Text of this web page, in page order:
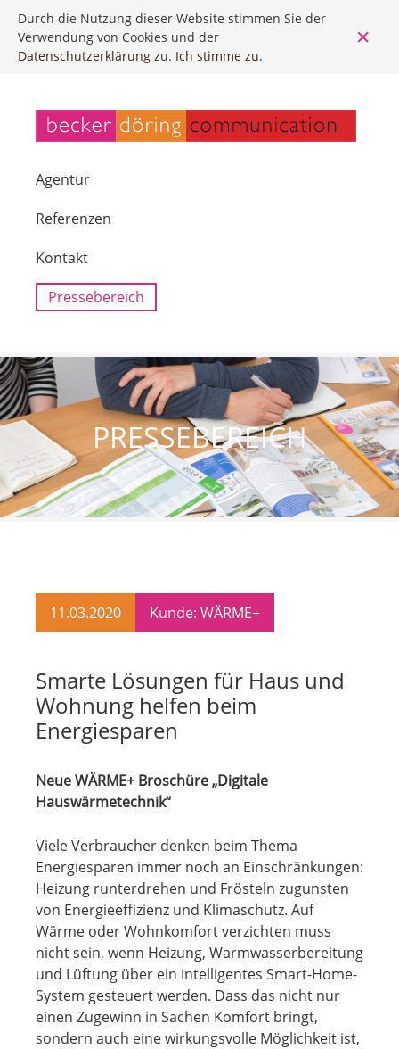
Durch die Nutzung dieser Website stimmen Sie der
Verwendung von Cookies und der
Datenschutzerklärung zu. Ich stimme zu.
Agentur
Referenzen
Kontakt
Pressebereich
PRESSEBEREICH
11.03.2020 Kunde: WÄRME+
Smarte Lösungen für Haus und
Wohnung helfen beim
Energiesparen
Neue WÄRME+ Broschüre „Digitale
Hauswärmetechnik“
Viele Verbraucher denken beim Thema
Energiesparen immer noch an Einschränkungen:
Heizung runterdrehen und Frösteln zugunsten
von Energieeffizienz und Klimaschutz. Auf
Wärme oder Wohnkomfort verzichten muss
nicht sein, wenn Heizung, Warmwasserbereitung
und Lüftung über ein intelligentes Smart-Home-
System gesteuert werden. Dass das nicht nur
einen Zugewinn in Sachen Komfort bringt,
sondern auch eine wirkungsvolle Möglichkeit ist,